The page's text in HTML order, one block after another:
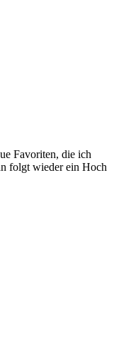
Favoriten, die ich
folgt wieder ein Hoch